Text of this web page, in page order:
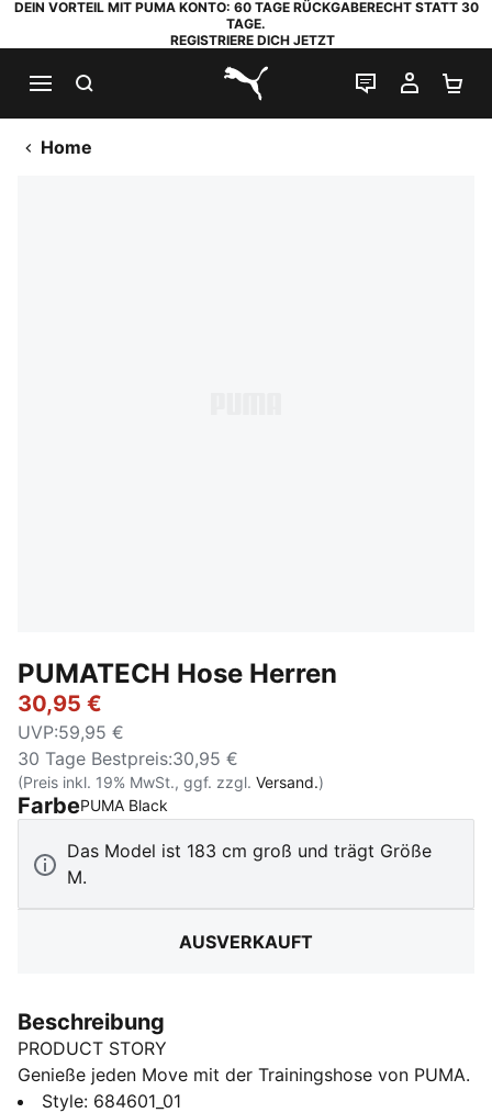
DEIN VORTEIL MIT PUMA KONTO: 60 TAGE RÜCKGABERECHT STATT 30
TAGE.
REGISTRIERE DICH JETZT
PUMA.com
LIVE-CHAT
MEIN
Home
PUMATECH Hose Herren
30,95 €
UVP:59,95 €
30 Tage Bestpreis:30,95 €
(Preis inkl. 19% MwSt., ggf. zzgl. Versand.)
FarbePUMA Black
Das Model ist 183 cm groß und trägt Größe
M.
AUSVERKAUFT
Beschreibung
PRODUCT STORY
Genieße jeden Move mit der Trainingshose von PUMA.
Mit einem Cat Logo mit High-Density-Print, einem
Style: 684601_01